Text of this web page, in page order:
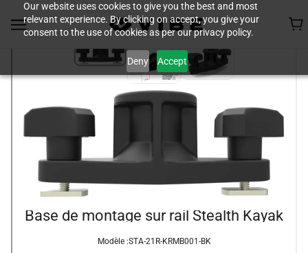
Our website uses cookies to give you the best and most
relevant experience. By clicking on accept, you give your
consent to the use of cookies as per our privacy policy.
Deny Accept
Base de montage sur rail Stealth Kayak
Modèle :STA-21R-KRMB001-BK